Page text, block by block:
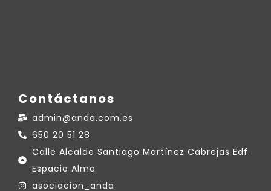
Contáctanos
admin@anda.com.es
650 20 51 28
Calle Alcalde Santiago Martínez Cabrejas Edf.
Espacio Alma
asociacion_anda